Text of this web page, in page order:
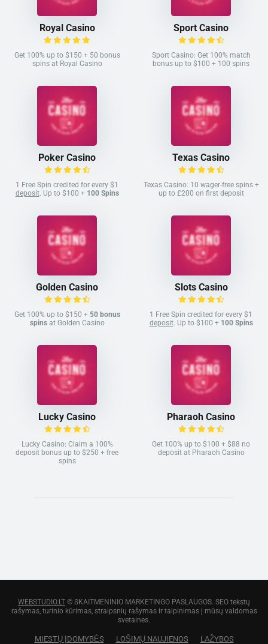
Royal Casino
Get 100% up to $150 + 50 bonus
spins at Royal Casino
Sport Casino
Sport Casino: Get 100% match
bonus up to $100 + 100 spins
Poker Casino
1 Free Spin credited for every $1
deposit. Up to $100 + 100 Spins
Texas Casino
Texas Casino: 10 wager-free spins +
up to £200 on first deposit
Golden Casino
Get 100% up to $150 + 50 bonus
spinsat Golden Casino
Slots Casino
1 Free Spin credited for every $1
deposit. Up to $100 + 100 Spins
Lucky Casino
Lucky Casino: Claim a 100%
deposit bonus up to $250 + free
spins
Pharaoh Casino
Get 100% up to $100 + $88 no
deposit at Pharaoh Casino
WEBSTUDIO.LT © SKAITMENINIO MARKETINGO PASLAUGOS. SEO tekstų
rašymas, turinio kūrimas, straipsnių rašymas ir talpinimas į mūsų valdomas
svetaines.
MIESTŲ ĮDOMYBĖS LOŠIMŲ NAUJIENOS LAŽYBOS